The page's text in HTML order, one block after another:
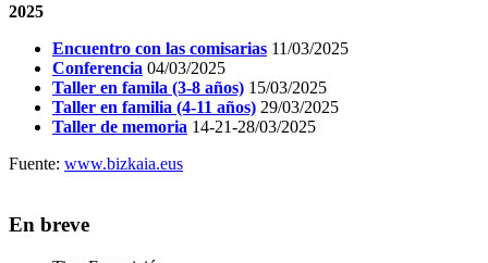
2025
Encuentro con las comisarias 11/03/2025
Conferencia 04/03/2025
Taller en famila (3-8 años) 15/03/2025
Taller en familia (4-11 años) 29/03/2025
Taller de memoria 14-21-28/03/2025
Fuente: www.bizkaia.eus
En breve